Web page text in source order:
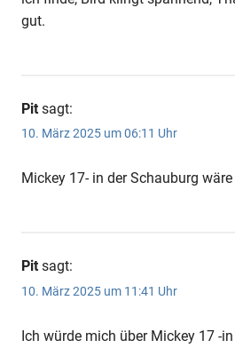
gut.
Pit sagt:
10. März 2025 um 06:11 Uhr
Mickey 17- in der Schauburg wäre
Pit sagt:
10. März 2025 um 11:41 Uhr
Ich würde mich über Mickey 17 -